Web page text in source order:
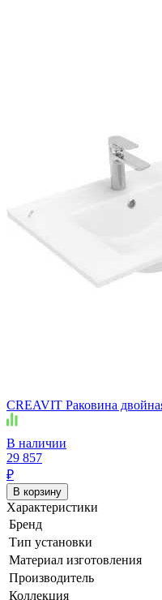
CREAVIT Раковина
В наличии
29 857
₽
В корзину
Характеристики
Бренд
Тип установки
Материал изготовления
Производитель
Коллекция